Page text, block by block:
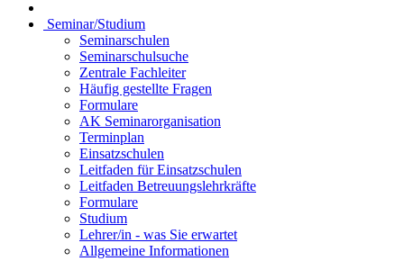
Seminar/Studium
Seminarschulen
Seminarschulsuche
Zentrale Fachleiter
Häufig gestellte Fragen
Formulare
AK Seminarorganisation
Terminplan
Einsatzschulen
Leitfaden für Einsatzschulen
Leitfaden Betreuungslehrkräfte
Formulare
Studium
Lehrer/in - was Sie erwartet
Allgemeine Informationen